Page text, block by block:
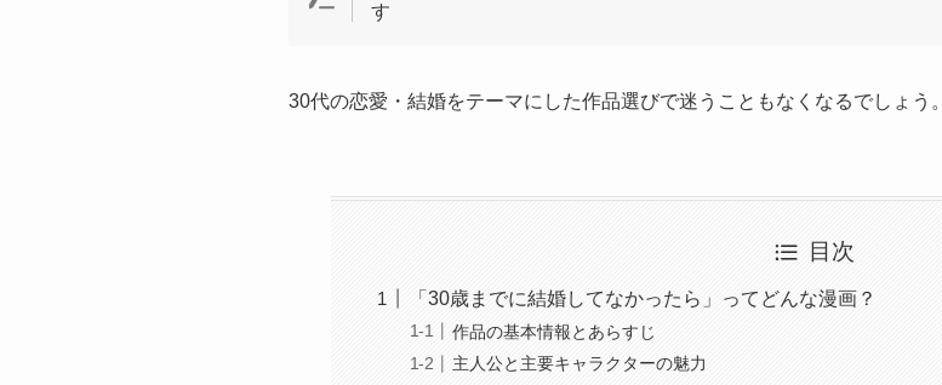
す
30代の恋愛・結婚をテーマにした作品選びで迷うこともなくなるでしょう。
目次
「30歳までに結婚してなかったら」ってどんな漫画？
作品の基本情報とあらすじ
主人公と主要キャラクターの魅力